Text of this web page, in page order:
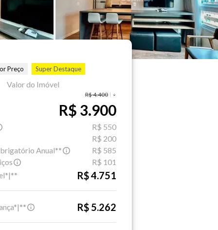
Preço Super Destaque
Valor do Imóvel
R$ 4.400
R$ 3.900
R$ 550
R$ 200
Anual**
R$ 585
R$ 101
R$ 4.751
R$ 5.262